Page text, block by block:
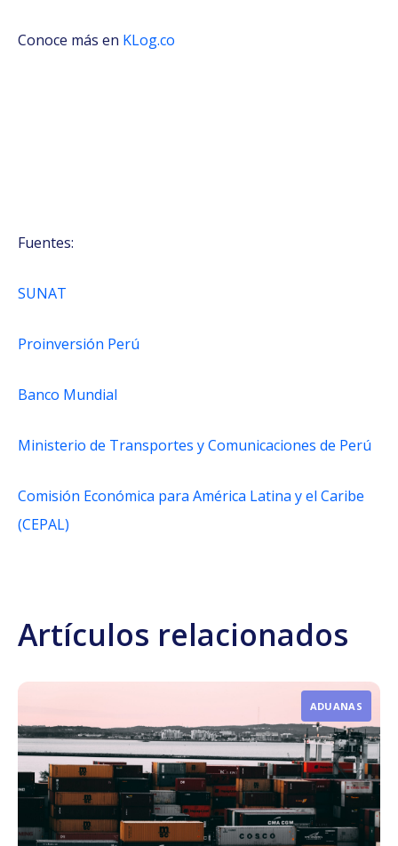
Conoce más en KLog.co
Fuentes:
SUNAT
Proinversión Perú
Banco Mundial
Ministerio de Transportes y Comunicaciones de Perú
Comisión Económica para América Latina y el Caribe
(CEPAL)
Artículos relacionados
ADUANAS